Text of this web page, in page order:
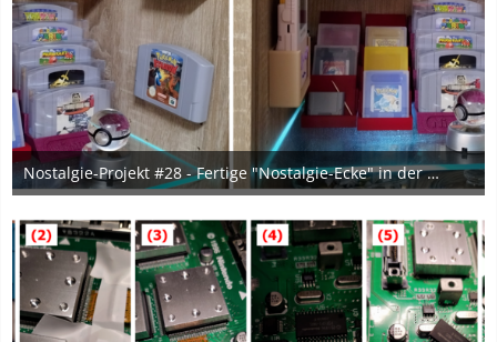
Nostalgie-Projekt #28 - Fertige "Nostalgie-Ecke" in der Glasvitrine im Wohnzimmerschrank ♥
29. Januar 2024
5